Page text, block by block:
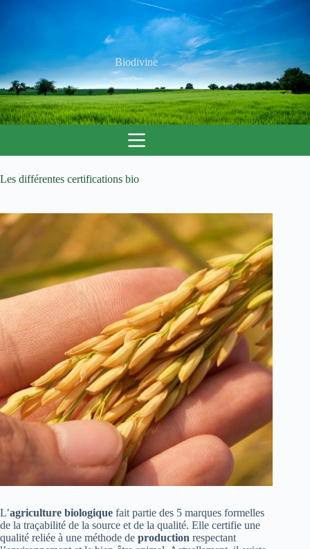
Biodivine
Les différentes certifications bio
L’agriculture biologique fait partie des 5 marques formelles
de la traçabilité de la source et de la qualité. Elle certifie une
qualité reliée à une méthode de production respectant